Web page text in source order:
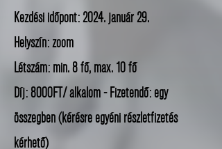
Kezdési időpont: 2024. január 29.
Helyszín: zoom
Létszám: min. 8 fő, max. 10 fő
Díj: 8000FT/ alkalom - Fizetendő: egy
összegben (kérésre egyéni részletfizetés
kérhető)